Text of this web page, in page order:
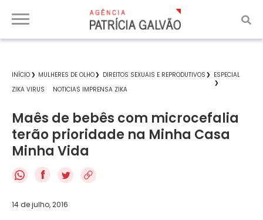
INÍCIO MULHERES DE OLHO DIREITOS SEXUAIS E REPRODUTIVOS
ESPECIAL
ZIKA VIRUS
NOTICIAS IMPRENSA ZIKA
Maês de bebês com microcefalia
terão prioridade na Minha Casa
Minha Vida
f
14 de julho, 2016